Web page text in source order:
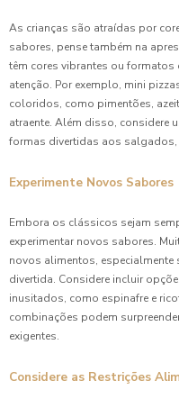
As crianças são atraídas por
sabores, pense também na
têm cores vibrantes ou formatos
atenção. Por exemplo, mini
coloridos, como pimentões,
atraente. Além disso, considere
formas divertidas aos
Experimente Novos Sabores
Embora os clássicos sejam
experimentar novos sabores.
novos alimentos, especialmente
divertida. Considere incluir
inusitados, como espinafre e
combinações podem
exigentes.
Considere as Restrições